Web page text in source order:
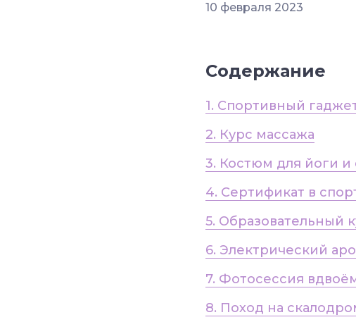
10 февраля 2023
Содержание
1. Спортивный
2. Курс массажа
3. Костюм для йоги и
4. Сертификат в
5. Образовательный
6. Электрический
7. Фотосессия
8. Поход на